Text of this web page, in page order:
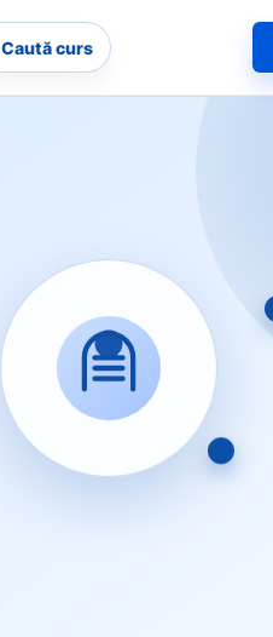
Caută curs